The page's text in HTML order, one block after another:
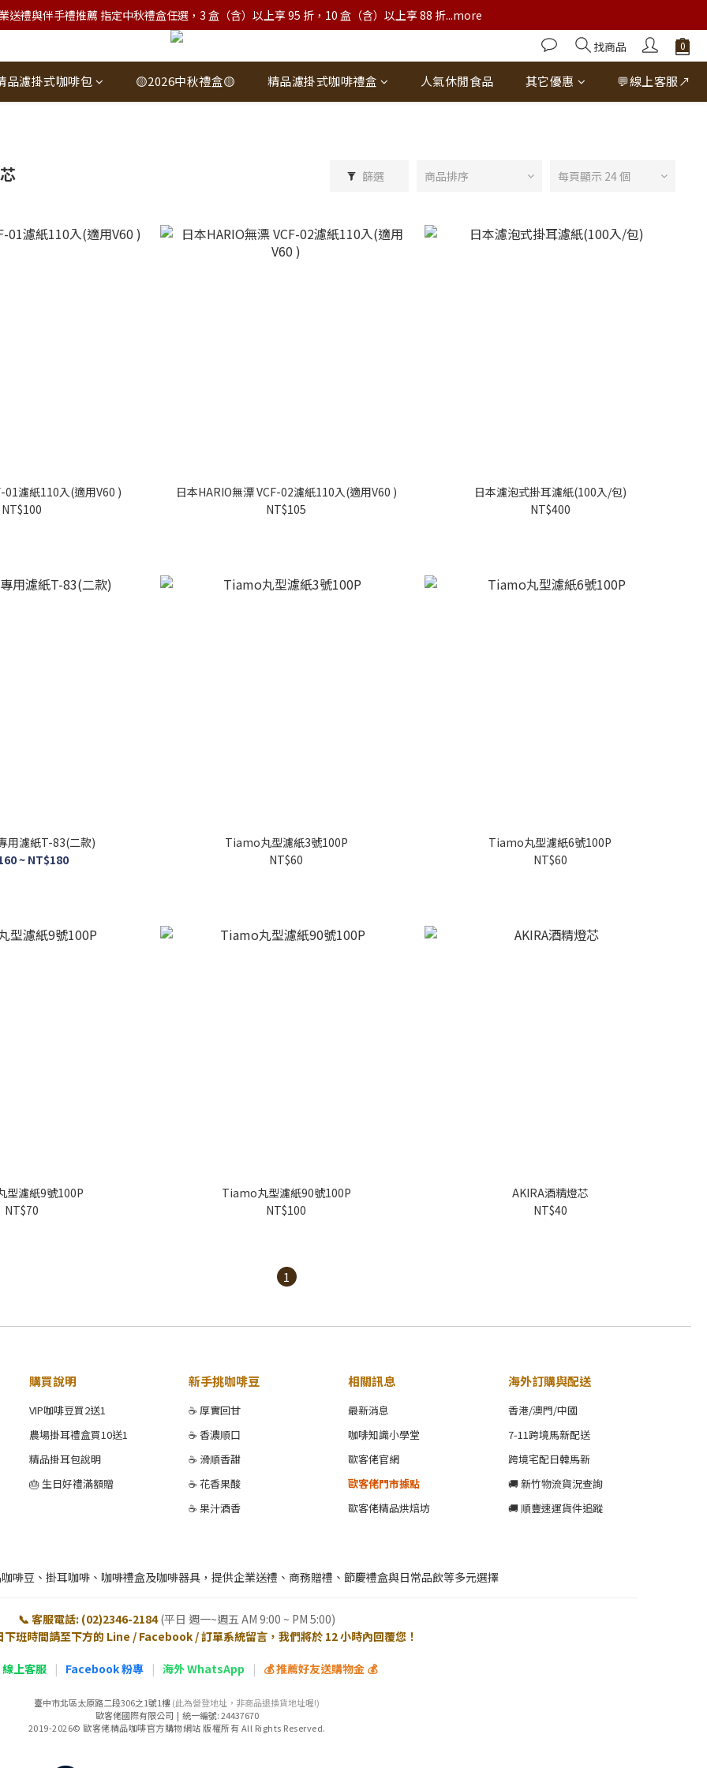
送禮與伴手禮推薦 指定中秋禮盒任選，3 盒（含）以上享 95 折，10 盒（含）以上享 88 折...more
找商品
品濾掛式咖啡包 🟡2026中秋禮盒🟡 精品濾掛式咖啡禮盒 人氣休閒食品 其它優惠 💬線上客服↗
篩選 商品排序 每頁顯示 24 個
01濾紙110入(適用V60 )
NT$100
日本HARIO無漂 VCF-02濾紙110入(適用V60 )
NT$105
日本濾泡式掛耳濾紙(100入/包)
NT$400
用濾紙T-83(二款)
~ NT$180
Tiamo丸型濾紙3號100P
NT$60
Tiamo丸型濾紙6號100P
NT$60
型濾紙9號100P
NT$70
Tiamo丸型濾紙90號100P
NT$100
AKIRA酒精燈芯
NT$40
1
購買說明
VIP咖啡豆買2送1
農場掛耳禮盒買10送1
精品掛耳包說明
🎂 生日好禮滿額贈
新手挑咖啡豆
☕ 厚實回甘
☕ 香濃順口
☕ 滑順香甜
☕ 花香果酸
☕ 果汁酒香
相關訊息
最新消息
咖啡知識小學堂
歐客佬官網
歐客佬門市據點
歐客佬精品烘焙坊
海外訂購與配送
香港/澳門/中國
7-11跨境馬新配送
跨境宅配日韓馬新
🚚 新竹物流貨況查詢
🚚 順豐速運貨件追蹤
啡豆、掛耳咖啡、咖啡禮盒及咖啡器具，提供企業送禮、商務贈禮、節慶禮盒與日常品飲等多元選擇
📞 客服電話: (02)2346-2184 (平日 週一~週五 AM 9:00 ~ PM 5:00)
班時間請至下方的 Line / Facebook / 訂單系統留言，我們將於 12 小時內回覆您！
線上客服 | Facebook 粉專 | 海外 WhatsApp | 💰 推薦好友送購物金 💰
臺中市北區太原路二段306之1號1樓(此為營登地址，非商品退換貨地址喔!)
歐客佬國際有限公司 | 統一編號: 24437670
2019-2026© 歐客佬精品咖啡官方購物網站 版權所有 All Rights Reserved.